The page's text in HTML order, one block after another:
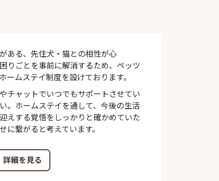
ある、先住犬・猫との相性が心
りごとを事前に解消するため、ペッツ
ムステイ制度を設けております。
チャットでいつでもサポートさせてい
。ホームステイを通して、今後の生活
えする覚悟をしっかりと確かめていた
繋がると考えています。
詳細を見る